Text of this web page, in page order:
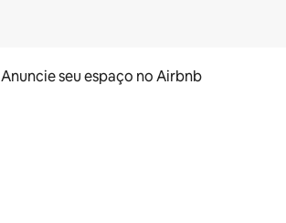
Anuncie seu espaço no Airbnb